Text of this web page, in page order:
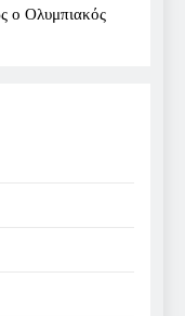
ο Ολυμπιακός